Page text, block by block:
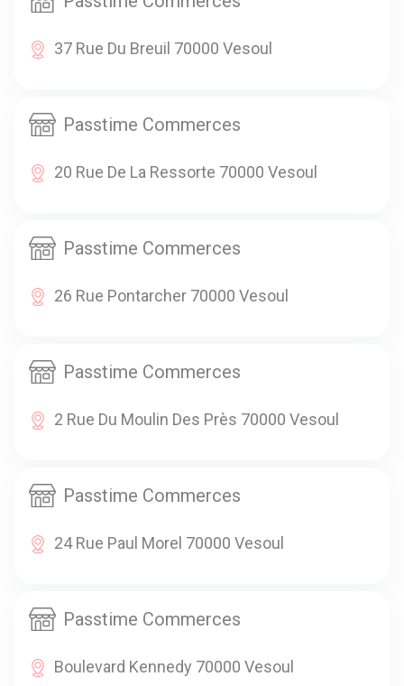
37 Rue Du Breuil 70000 Vesoul
Passtime Commerces
20 Rue De La Ressorte 70000 Vesoul
Passtime Commerces
26 Rue Pontarcher 70000 Vesoul
Passtime Commerces
2 Rue Du Moulin Des Près 70000 Vesoul
Passtime Commerces
24 Rue Paul Morel 70000 Vesoul
Passtime Commerces
Boulevard Kennedy 70000 Vesoul